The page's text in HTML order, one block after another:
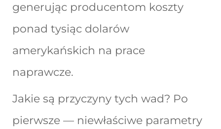
generując producentom koszty
ponad tysiąc dolarów
amerykańskich na prace
naprawcze.
Jakie są przyczyny tych wad? Po
pierwsze — niewłaściwe parametry